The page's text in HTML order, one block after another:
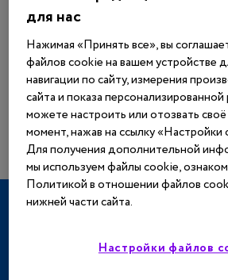
Еще нет
ТЕРАПЕВТИЧЕСКИЕ
СПЕЦПРОЕКТЫ
для нас
Нажимая «Принять все», вы
файлов cookie на вашем устройстве
навигации по сайту, измерения
сайта и показа
можете настроить или отозвать
момент, нажав на ссылку
Для получения дополнительной
мы используем файлы cookie,
Политикой в отношении файлов
нижней части сайта.
Настройки файлов